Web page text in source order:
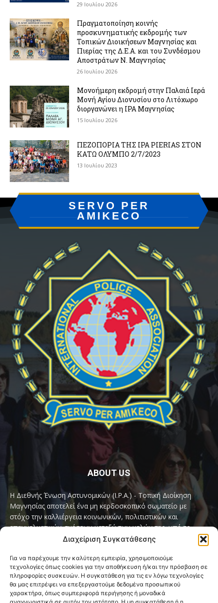
Διαχείριση Συγκατάθεσης
Για να παρέχουμε την καλύτερη εμπειρία, χρησιμοποιούμε
τεχνολογίες όπως cookies για την αποθήκευση ή/και την πρόσβαση σε
πληροφορίες συσκευών. Η συγκατάθεση για τις εν λόγω τεχνολογίες
θα μας επιτρέψει να επεξεργαστούμε δεδομένα προσωπικού
χαρακτήρα, όπως συμπεριφορά περιήγησης ή μοναδικά
29 Ιουλίου 2026
Πραγματοποίηση κοινής
προσκυνηματικής εκδρομής των
Τοπικών Διοικήσεων Μαγνησίας και
Πιερίας της Δ.Ε.Α. και του Συνδέσμου
Αποστράτων Ν. Μαγνησίας
26 Ιουλίου 2026
Μονοήμερη εκδρομή στην Παλαιά Ιερά
Μονή Αγίου Διονυσίου στο Λιτόχωρο
διοργανώνει η IPA Μαγνησίας
15 Ιουλίου 2026
ΠΕΖΟΠΟΡΙΑ ΤΗΣ IPA PIERIAS ΣΤΟΝ
ΚΑΤΩ ΟΛΥΜΠΟ 2/7/2023
13 Ιουλίου 2023
SERVO PER
AMIKECO
ABOUT US
Η Διεθνής Ένωση Αστυνομικών (I.P.A.) - Τοπική Διοίκηση
Μαγνησίας αποτελεί ένα μη κερδοσκοπικό σωματείο με
στόχο την καλλιέργεια κοινωνικών, πολιτιστικών και
επαγγελματικών σχέσεων μεταξύ των μελών της, υπό το
παγκόσμιο σύνθημα «Servo per Amikeco» (Υπηρετώ δια της
Contact us:ipamagnesia@gmail.com